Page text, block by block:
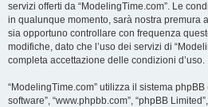
servizi offerti da “ModelingTime.com”. Le
in qualunque momento, sarà nostra premura
sia opportuno controllare con frequenza
modifiche, dato che l’uso dei servizi di
completa accettazione delle condizioni d’uso.
“ModelingTime.com” utilizza il sistema phpBB
software”, “www.phpbb.com”, “phpBB